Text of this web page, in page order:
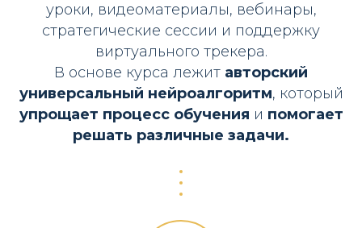
уроки, видеоматериалы, вебинары,
стратегические сессии и поддержку
виртуального трекера.
В основе курса лежит авторский
универсальный нейроалгоритм, который
упрощает процесс обучения и помогает
решать различные задачи.